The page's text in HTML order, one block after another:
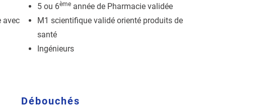
avec
5 ou 6èmeannée de Pharmacie validée
M1 scientifique validé orienté produits de
santé
Ingénieurs
Débouchés